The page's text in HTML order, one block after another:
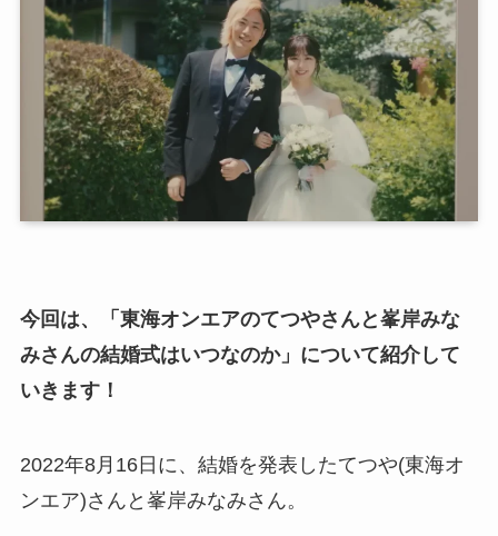
今回は、「東海オンエアのてつやさんと峯岸みな
みさんの結婚式はいつなのか」について紹介して
いきます！
2022年8月16日に、結婚を発表したてつや(東海オ
ンエア)さんと峯岸みなみさん。